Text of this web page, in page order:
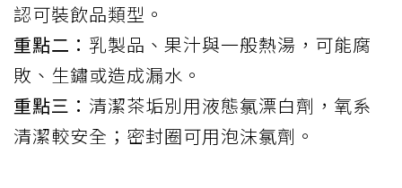
認可裝飲品類型。
重點二： 乳製品、果汁與一般熱湯，可能腐
敗、生鏽或造成漏水。
重點三： 清潔茶垢別用液態氯漂白劑，氧系
清潔較安全；密封圈可用泡沫氯劑。